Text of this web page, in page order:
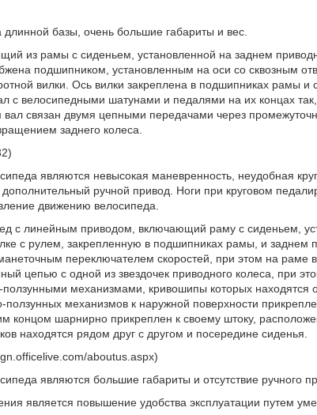
длинной базы, очень большие габариты и вес.
из рамы с сиденьем, установленной на заднем
подшипником, установленным на оси со сквозным
вилки. Ось вилки закреплена в подшипниках рамы
с велосипедными шатунами и педалями на их концах так,
вал связан двумя цепными передачами через
заднего колеса.
являются невысокая маневренность, неудобная
ручной привод. Ноги при круговом
движению велосипеда.
с линейным приводом, включающий раму с сиденьем,
с рулем, закрепленную в подшипниках рамы, и заднем
переключателем скоростей, при этом на раме
цепью с одной из звездочек приводного колеса, при
механизмами, кривошипы которых находятся
ползунных механизмов к наружной поверхности
концом шарнирно прикреплен к своему штоку,
находятся рядом друг с другом и посередине сиденья.
aboutus.aspx)
являются большие габариты и отсутствие ручного
является повышение удобства эксплуатации путем